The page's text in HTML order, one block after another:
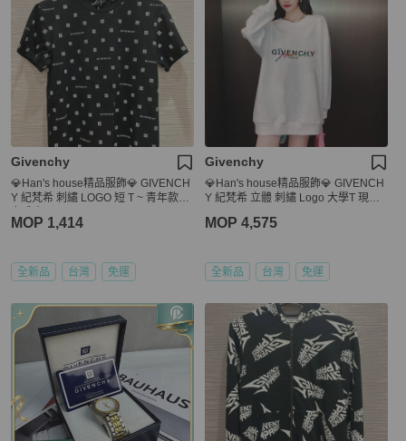
Givenchy
💎Han's house精品服飾💎 GIVENCH
Y 紀梵希 刺繡 LOGO 短 T ~ 青年款=
MOP 1,414
全新品 台灣 免運
Givenchy
💎Han's house精品服飾💎 GIVENCH
Y 紀梵希 立體 刺繡 Logo 大學T 現貨
MOP 4,575
全新品 台灣 免運